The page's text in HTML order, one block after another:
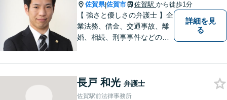
佐賀県|佐賀市 佐賀駅 から徒歩1分
【 強さと優しさの弁護士 】企
業法務、借金、交通事故、離
婚、相続、刑事事件などのご
なリーガルサービスを提供い
たします。
詳細を見
る
長戸 和光 弁護士
佐賀駅前法律事務所